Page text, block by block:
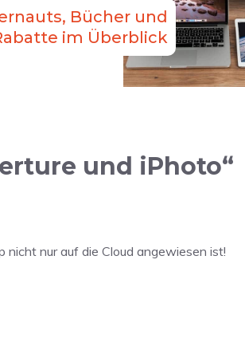
Bücher und
im Überblick
und iPhoto“
nur auf die Cloud angewiesen ist!